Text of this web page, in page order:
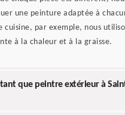
une peinture adaptée à
cuisine, par exemple, nous
à la chaleur et à la graisse.
que peintre extérieur à